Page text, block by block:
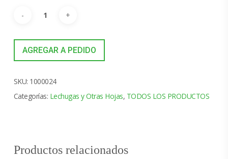
AGREGAR A PEDIDO
SKU: 1000024
Categorías: Lechugas y Otras Hojas, TODOS LOS PRODUCTOS
Productos relacionados